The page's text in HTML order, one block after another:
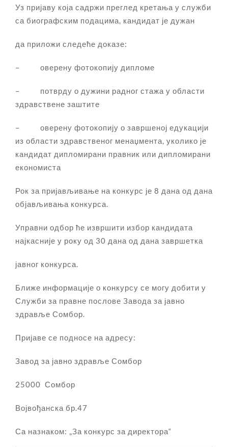
Уз пријаву која садржи преглед кретања у служби
са биографским подацима, кандидат је дужан
да приложи следеће доказе:
– оверену фотокопију дипломе
– потврду о дужини радног стажа у области
здравствене заштите
– оверену фотокопију о завршеној едукацији
из области здравственог менаџмента, уколико је
кандидат дипломирани правник или дипломирани
економиста
Рок за пријављивање на конкурс је 8 дана од дана
објављивања конкурса.
Управни одбор ће извршити избор кандидата
најкасније у року од 30 дана од дана завршетка
јавног конкурса.
Ближе информације о конкурсу се могу добити у
Служби за правне послове Завода за јавно
здравље Сомбор.
Пријаве се подносе на адресу:
Завод за јавно здравље Сомбор
25000 Сомбор
Војвођанска бр.47
Са назнаком: „За конкурс за директора“